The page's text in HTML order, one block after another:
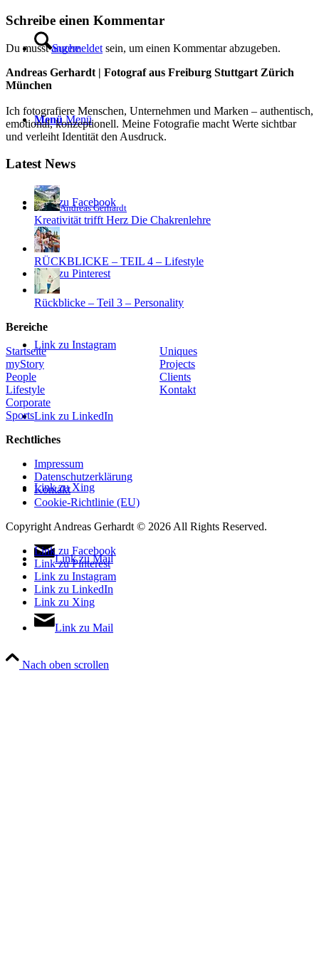
Suche
Menü Menü
Link zu Facebook
Link zu Pinterest
Link zu Instagram
Link zu LinkedIn
Link zu Xing
Link zu Mail
Schreibe einen Kommentar
Du musstangemeldet sein, um einen Kommentar abzugeben.
Andreas Gerhardt | Fotograf aus Freiburg Stuttgart Zürich
München
Ich fotografiere Menschen, Unternehmen und Marken – authentisch,
emotional, konzeptionell. Meine Fotografie macht Werte sichtbar
und verleiht Identität den Ausdruck.
Latest News
Andreas Gerhardt
Kreativität trifft Herz Die Chakrenlehre
RÜCKBLICKE – TEIL 4 – Lifestyle
Rückblicke – Teil 3 – Personality
Bereiche
Startseite
myStory
People
Lifestyle
Corporate
Sports
Uniques
Projects
Clients
Kontakt
Rechtliches
Impressum
Datenschutzerklärung
Kontakt
Cookie-Richtlinie (EU)
Copyright Andreas Gerhardt © 2026 All Rights Reserved.
Link zu Facebook
Link zu Pinterest
Link zu Instagram
Link zu LinkedIn
Link zu Xing
Link zu Mail
Nach oben scrollen